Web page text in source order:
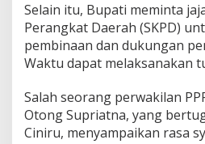
Selain itu, Bupati meminta
Perangkat Daerah (SKPD)
pembinaan dan dukungan
Waktu dapat melaksanakan
Salah seorang perwakilan
Otong Supriatna, yang
Ciniru, menyampaikan rasa